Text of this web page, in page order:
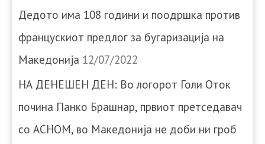
Дедото има 108 години и поодршка против
францускиот предлог за бугаризација на
Македонија 12/07/2022
НА ДЕНЕШЕН ДЕН: Во логорот Голи Оток
почина Панко Брашнар, првиот претседавач
со АСНОМ, во Македонија не доби ни гроб